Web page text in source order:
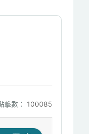
擊數： 100085